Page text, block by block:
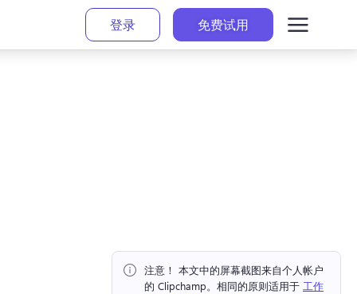
登录 免费试用
注意！ 本文中的屏幕截图来自个人帐户
的 Clipchamp。相同的原则适用于 工作